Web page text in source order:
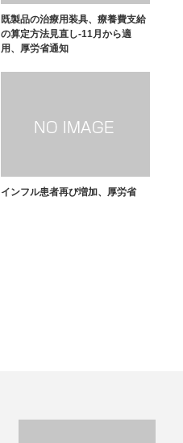
既製品の治療用装具、療養費支給
の算定方法見直し-11月から適
用、厚労省通知
インフル患者再び増加、厚労省